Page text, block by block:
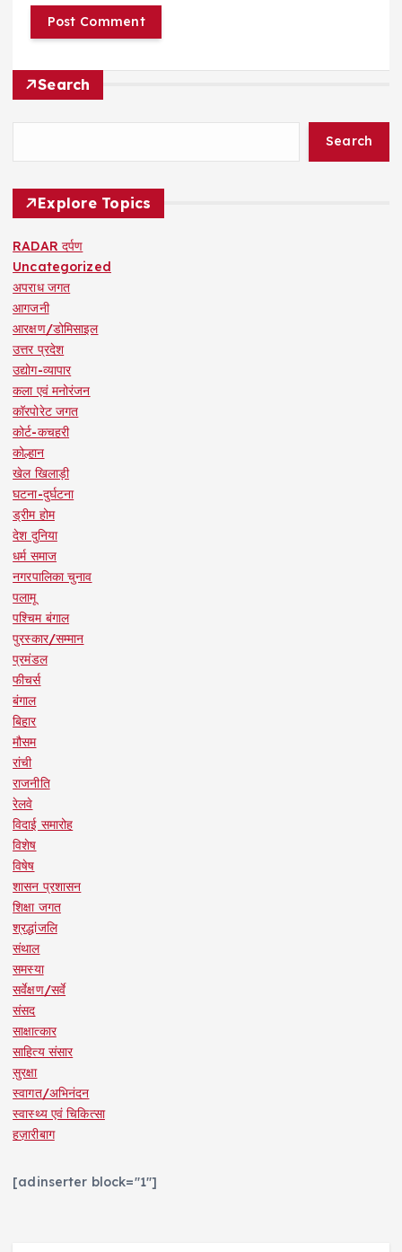
Search
Search
Explore Topics
RADAR दर्पण
Uncategorized
अपराध जगत
आगजनी
आरक्षण/डोमिसाइल
उत्तर प्रदेश
उद्योग-व्यापार
कला एवं मनोरंजन
कॉरपोरेट जगत
कोर्ट-कचहरी
कोल्हान
खेल खिलाड़ी
घटना-दुर्घटना
ड्रीम होम
देश दुनिया
धर्म समाज
नगरपालिका चुनाव
पलामू
पश्चिम बंगाल
पुरस्कार/सम्मान
प्रमंडल
फीचर्स
बंगाल
बिहार
मौसम
रांची
राजनीति
रेलवे
विदाई समारोह
विशेष
विषेष
शासन प्रशासन
शिक्षा जगत
श्रद्धांजलि
संथाल
समस्या
सर्वेक्षण/सर्वे
संसद
साक्षात्कार
साहित्य संसार
सुरक्षा
स्वागत/अभिनंदन
स्वास्थ्य एवं चिकित्सा
हज़ारीबाग
[adinserter block="1"]